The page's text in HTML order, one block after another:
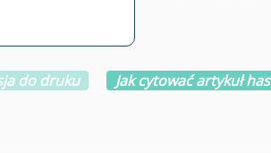
do druku Jak cytować artykuł